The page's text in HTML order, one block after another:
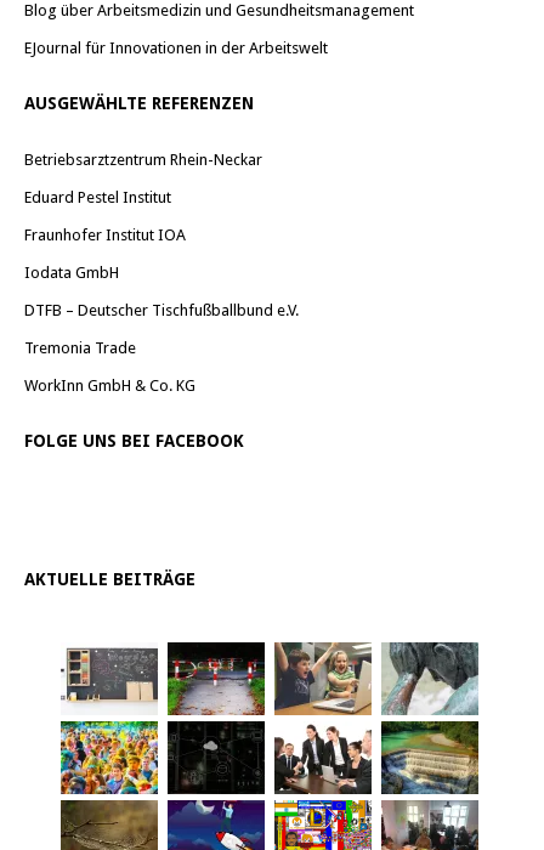
Blog über Arbeitsmedizin und Gesundheitsmanagement
EJournal für Innovationen in der Arbeitswelt
AUSGEWÄHLTE REFERENZEN
Betriebsarztzentrum Rhein-Neckar
Eduard Pestel Institut
Fraunhofer Institut IOA
Iodata GmbH
DTFB – Deutscher Tischfußballbund e.V.
Tremonia Trade
WorkInn GmbH & Co. KG
FOLGE UNS BEI FACEBOOK
AKTUELLE BEITRÄGE